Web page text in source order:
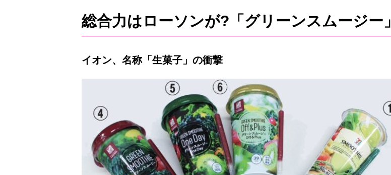
総合力はローソンが?「グリーンスムージー」
イオン、名称「生菓子」の衝撃